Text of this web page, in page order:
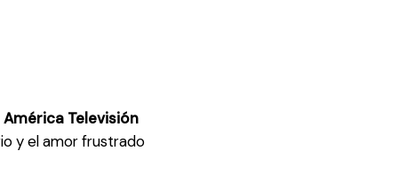
América Televisión
y el amor frustrado